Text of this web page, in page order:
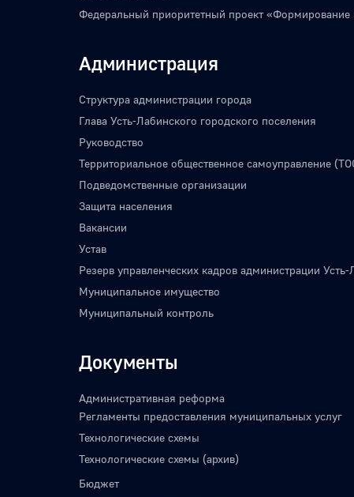
Федеральный приоритетный проект
Администрация
Структура администрации города
Глава Усть-Лабинского городского поселения
Руководство
Территориальное общественное самоуправление
Подведомственные организации
Защита населения
Вакансии
Устав
Резерв управленческих кадров администрации
Муниципальное имущество
Муниципальный контроль
Документы
Административная реформа
Регламенты предоставления муниципальных услуг
Технологические схемы
Технологические схемы (архив)
Бюджет